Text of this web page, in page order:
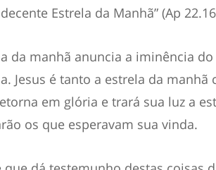
Estrela da Manhã” (Ap
da manhã anuncia a iminência
Jesus é tanto a estrela da
em glória e trará sua luz a
os que esperavam sua vinda.